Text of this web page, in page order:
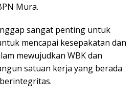
Mura.
sangat penting untuk
mencapai kesepakatan dan
mewujudkan WBK dan
satuan kerja yang berada